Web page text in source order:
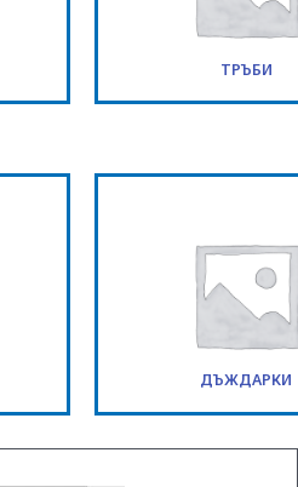
ТРЪБИ
ДЪЖДАРКИ